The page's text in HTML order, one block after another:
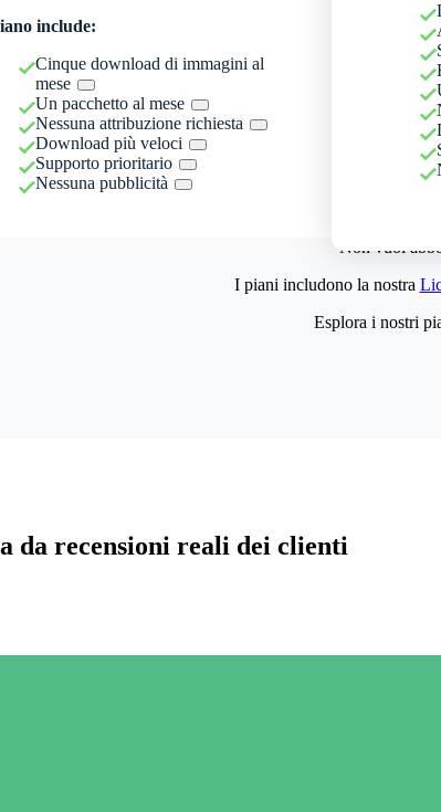
include:
Cinque download di immagini al
mese
Un pacchetto al mese
Nessuna attribuzione richiesta
Download più veloci
Supporto prioritario
Nessuna pubblicità
Non vuoi
I piani includono la nostra
Esplora i nostri
da recensioni reali dei clienti